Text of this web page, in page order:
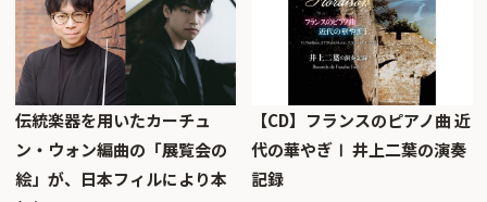
伝統楽器を用いたカーチュ
ン・ウォン編曲の「展覧会の
絵」が、日本フィルにより本
【CD】フランスのピアノ曲 近
代の華やぎⅠ 井上二葉の演奏
記録